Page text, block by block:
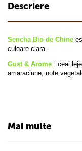
Descriere
Sencha Bio de Chine
culoare clara.
Gust & Arome : ceai
amaraciune, note
Mai multe